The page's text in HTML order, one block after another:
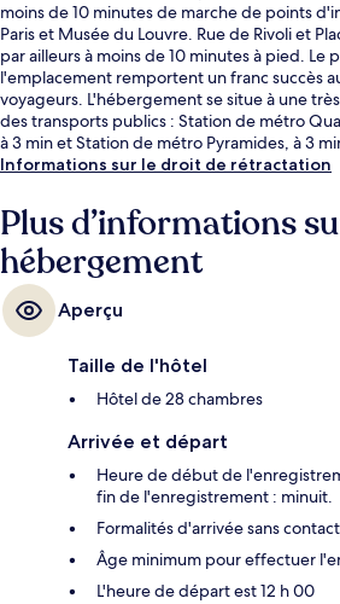
moins de 10 minutes de marche de points
Paris et Musée du Louvre. Rue de Rivoli et
par ailleurs à moins de 10 minutes à pied.
l'emplacement remportent un franc succès
voyageurs. L'hébergement se situe à une
des transports publics : Station de métro
à 3 min et Station de métro Pyramides, à 3
Informations sur le droit de rétractation
Plus d’informations
hébergement
Aperçu
Taille de l'hôtel
Hôtel de 28 chambres
Arrivée et départ
Heure de début de
fin de l'enregistrement : minuit.
Formalités d'arrivée sans contact
Âge minimum pour effectuer
L'heure de départ est 12 h 00